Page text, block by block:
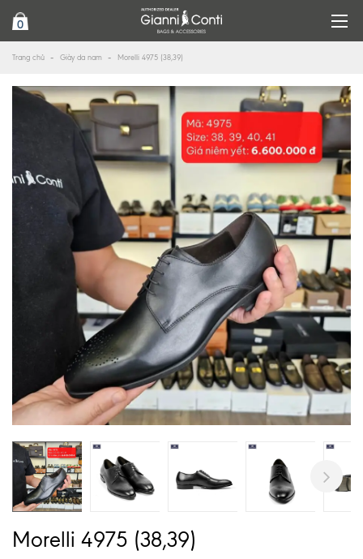
0
Trang chủ Giày da nam Morelli 4975 (38,39)
Morelli 4975 (38,39)